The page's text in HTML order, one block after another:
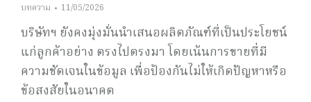
บทความ 11/05/2026
บริษัทฯ ยังคงมุ่งมั่นนำเสนอผลิตภัณฑ์ที่เป็นประโยชน์
แก่ลูกค้าอย่าง ตรงไปตรงมา โดยเน้นการขายที่มี
ความชัดเจนในข้อมูล เพื่อป้องกันไม่ให้เกิดปัญหาหรือ
ข้อสงสัยในอนาคต